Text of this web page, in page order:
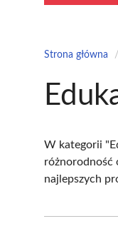
Strona główna /
W kategorii
różnorodność
najlepszych